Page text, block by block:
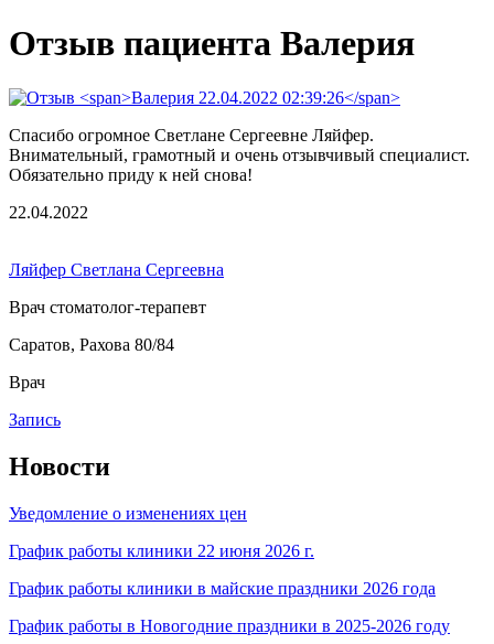
Отзыв пациента Валерия
Спасибо огромное Светлане Сергеевне Ляйфер.
Внимательный, грамотный и очень отзывчивый специалист.
Обязательно приду к ней снова!
22.04.2022
Ляйфер Светлана Сергеевна
Врач стоматолог-терапевт
Саратов, Рахова 80/84
Врач
Запись
Новости
Уведомление о изменениях цен
График работы клиники 22 июня 2026 г.
График работы клиники в майские праздники 2026 года
График работы в Новогодние праздники в 2025-2026 году